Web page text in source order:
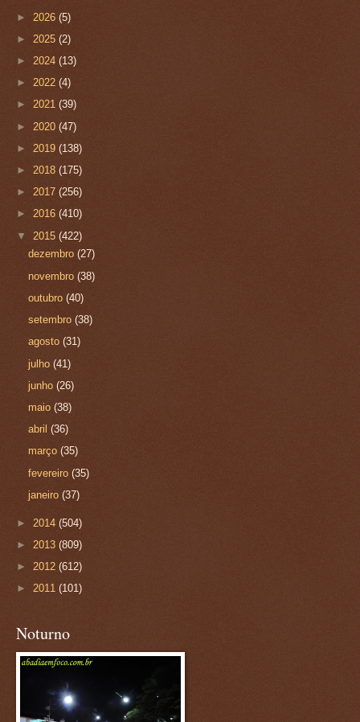
► 2026 (5)
► 2025 (2)
► 2024 (13)
► 2022 (4)
► 2021 (39)
► 2020 (47)
► 2019 (138)
► 2018 (175)
► 2017 (256)
► 2016 (410)
▼ 2015 (422)
dezembro(27)
novembro(38)
outubro(40)
setembro(38)
agosto(31)
julho(41)
junho(26)
maio(38)
abril(36)
março(35)
fevereiro(35)
janeiro(37)
► 2014 (504)
► 2013 (809)
► 2012 (612)
► 2011 (101)
Noturno